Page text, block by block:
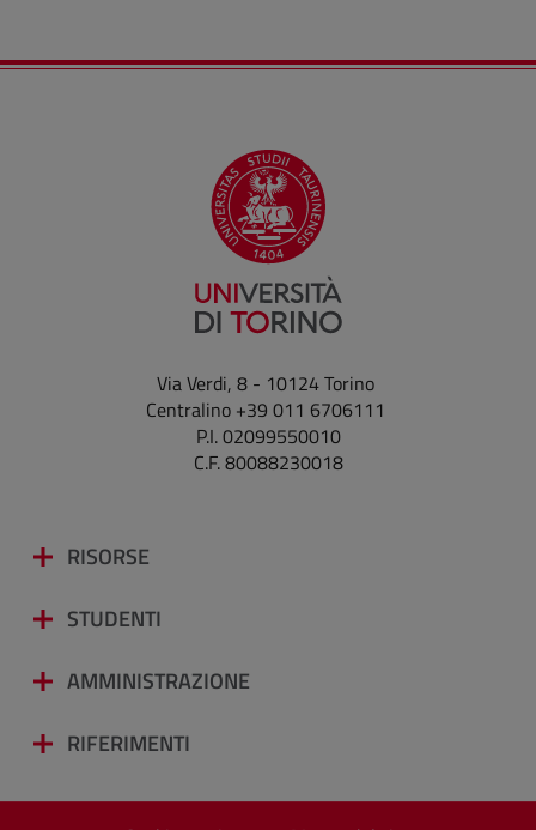
Via Verdi, 8 - 10124 Torino
Centralino +39 011 6706111
P.I. 02099550010
C.F. 80088230018
RISORSE
STUDENTI
AMMINISTRAZIONE
RIFERIMENTI